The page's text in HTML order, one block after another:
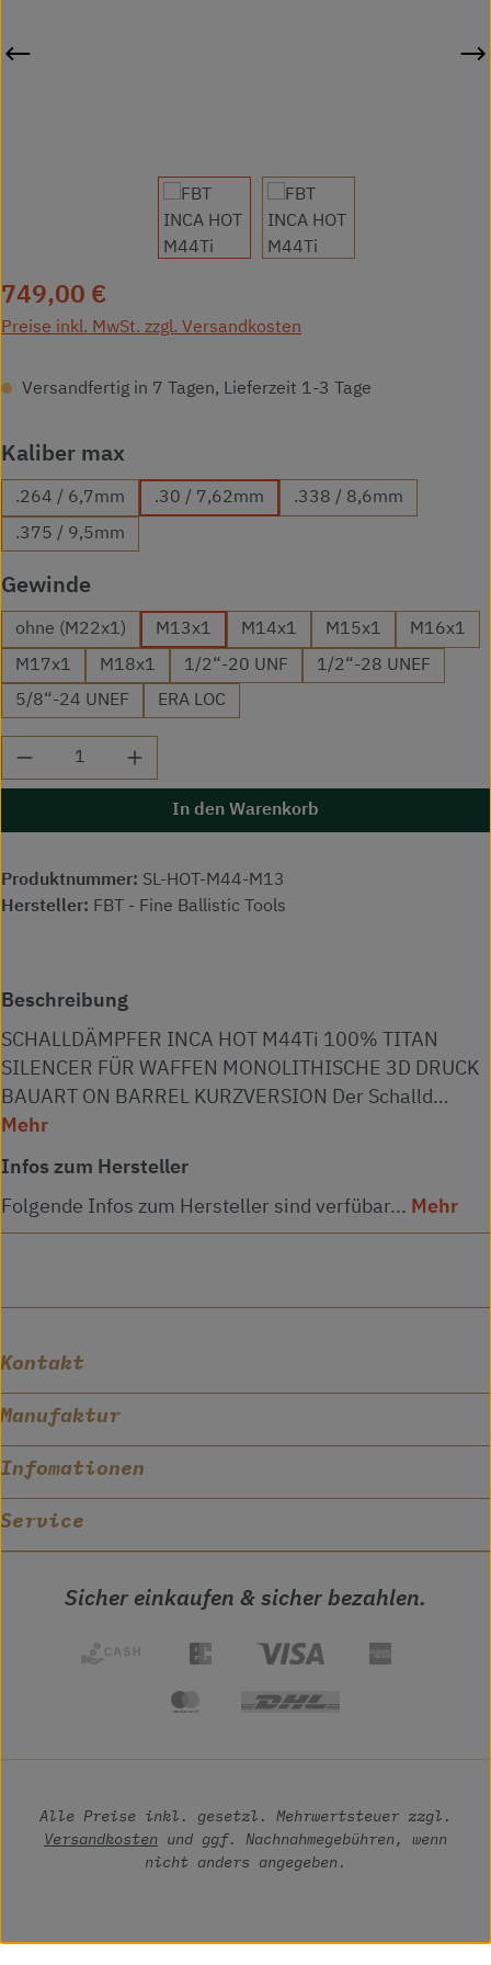
Regulärer Preis:
749,00 €
Preise inkl. MwSt. zzgl. Versandkosten
Versandfertig in 7 Tagen, Lieferzeit 1-3 Tage
Kaliber max
.264 / 6,7mm .30 / 7,62mm .338 / 8,6mm
.375 / 9,5mm
Gewindeauswählen
ohne (M22x1) M13x1 M14x1 M15x1 M16x1
M17x1 M18x1 1/2“-20 UNF
1/2“-28 UNEF
5/8“-24 UNEF
ERA LOC
Produkt Anzahl: Gib den gewünschten
In den Warenkorb
Produktnummer: SL-HOT-M44-M13
Hersteller: FBT - Fine Ballistic Tools
Beschreibung
SCHALLDÄMPFER INCA HOT M44Ti 100% TITAN
SILENCER FÜR WAFFEN MONOLITHISCHE 3D DRUCK
BAUART ON BARREL KURZVERSION Der Schalld…
Mehr
Infos zum Hersteller
Folgende Infos zum Hersteller sind verfübar... Mehr
Kontakt
Manufaktur
Infomationen
Service
Sicher einkaufen & sicher bezahlen.
Alle Preise inkl. gesetzl. Mehrwertsteuer zzgl.
Versandkosten und ggf. Nachnahmegebühren, wenn
nicht anders angegeben.